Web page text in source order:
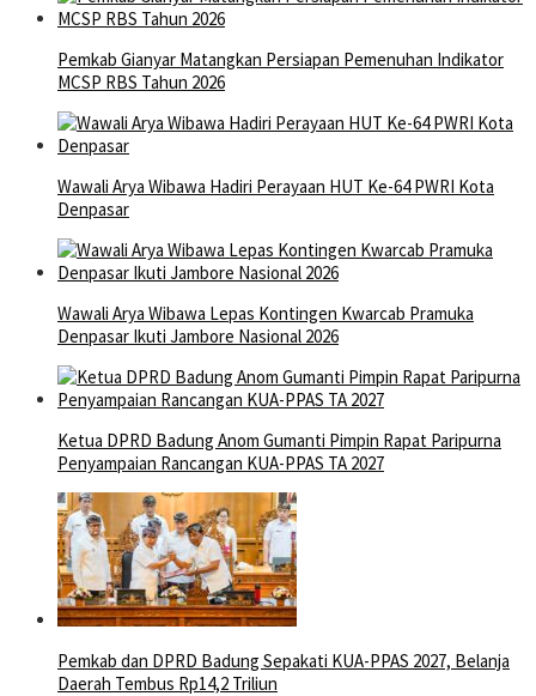
Pemkab Gianyar Matangkan Persiapan Pemenuhan Indikator
MCSP RBS Tahun 2026
Wawali Arya Wibawa Hadiri Perayaan HUT Ke-64 PWRI Kota
Denpasar
Wawali Arya Wibawa Lepas Kontingen Kwarcab Pramuka
Denpasar Ikuti Jambore Nasional 2026
Ketua DPRD Badung Anom Gumanti Pimpin Rapat Paripurna
Penyampaian Rancangan KUA-PPAS TA 2027
Pemkab dan DPRD Badung Sepakati KUA-PPAS 2027, Belanja
Daerah Tembus Rp14,2 Triliun